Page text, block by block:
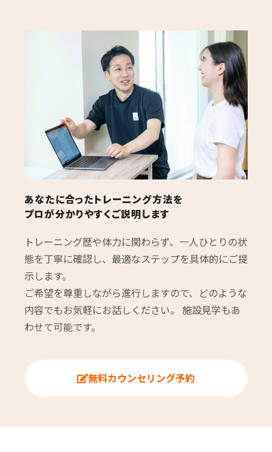
あなたに合ったトレーニング方法を
プロが分かりやすくご説明します
トレーニング歴や体力に関わらず、一人ひとりの状
態を丁寧に確認し、最適なステップを具体的にご提
示します。
ご希望を尊重しながら進行しますので、どのような
内容でもお気軽にお話しください。 施設見学もあ
わせて可能です。
無料カウンセリング予約